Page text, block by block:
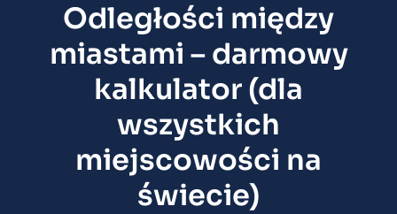
Odległości między
miastami – darmowy
kalkulator (dla
wszystkich
miejscowości na
świecie)